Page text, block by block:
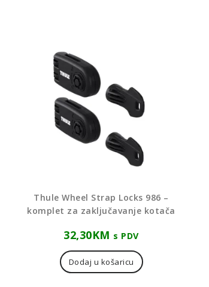
Thule Wheel Strap Locks 986 –
komplet za zaključavanje kotača
32,30KM s PDV
Dodaj u košaricu